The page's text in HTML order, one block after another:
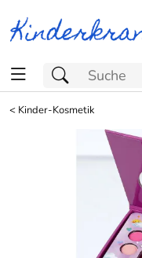
< Kinder-Kosmetik